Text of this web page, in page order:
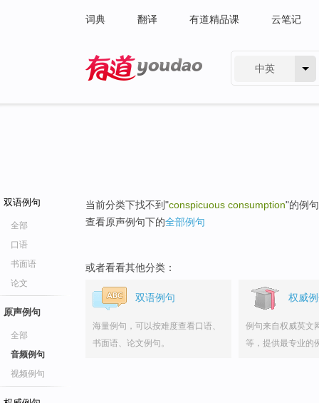
词典 翻译 有道精品课 云笔记
中英
双语例句
全部
口语
书面语
论文
原声例句
全部
音频例句
视频例句
当前分类下找不到"conspicuous consumption"的例
查看原声例句下的全部例句
或者看看其他分类：
双语例句
海量例句，可以按难度查看口语、
书面语、论文例句。
权威
例句来自权威英文
等，提供最专业的